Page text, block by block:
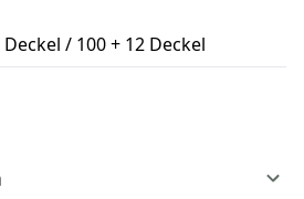
/ 100 + 12 Deckel